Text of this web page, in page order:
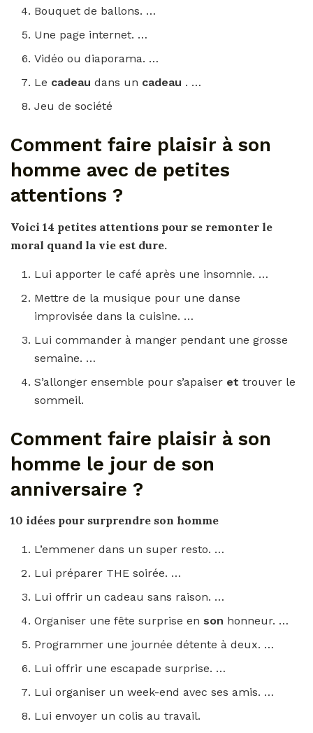
Bouquet de ballons. …
Une page internet. …
Vidéo ou diaporama. …
Le cadeaudans un cadeau . …
Jeu de société
Comment faire plaisir à son
homme avec de petites
attentions ?
Voici 14 petites attentions pour se remonter le
moral quand la vie est dure.
Lui apporter le café après une insomnie. …
Mettre de la musique pour une danse
improvisée dans la cuisine. …
Lui commander à manger pendant une grosse
semaine. …
S’allonger ensemble pour s’apaiser ettrouver le
sommeil.
Comment faire plaisir à son
homme le jour de son
anniversaire ?
10 idées pour surprendre son homme
L’emmener dans un super resto. …
Lui préparer THE soirée. …
Lui offrir un cadeau sans raison. …
Organiser une fête surprise en son honneur. …
Programmer une journée détente à deux. …
Lui offrir une escapade surprise. …
Lui organiser un week-end avec ses amis. …
Lui envoyer un colis au travail.